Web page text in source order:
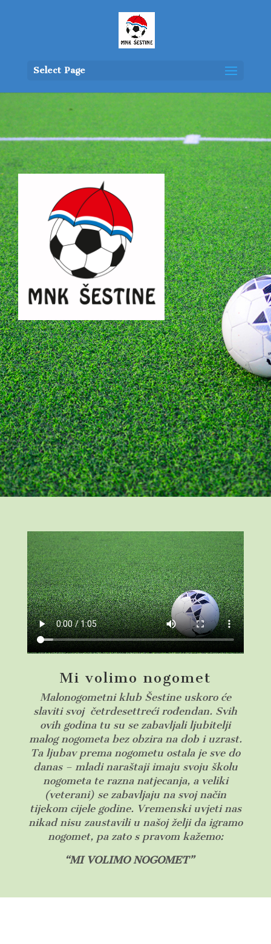
Select Page
Mi volimo nogomet
Malonogometni klub Šestine uskoro će
slaviti svoj četrdesettreći rođendan. Svih
ovih godina tu su se zabavljali ljubitelji
malog nogometa bez obzira na dob i uzrast.
Ta ljubav prema nogometu ostala je sve do
danas – mladi naraštaji imaju svoju školu
nogometa te razna natjecanja, a veliki
(veterani) se zabavljaju na svoj način
tijekom cijele godine.Vremenski uvjeti nas
nikad nisu zaustavili u našoj želji da igramo
nogomet, pa zato s pravom kažemo:
“MI VOLIMO NOGOMET”